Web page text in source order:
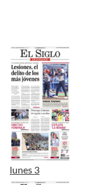
lunes 3